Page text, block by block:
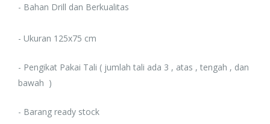
- Bahan Drill dan Berkualitas
- Ukuran 125x75 cm
- Pengikat Pakai Tali ( jumlah tali ada 3 , atas , tengah , dan
bawah )
- Barang ready stock